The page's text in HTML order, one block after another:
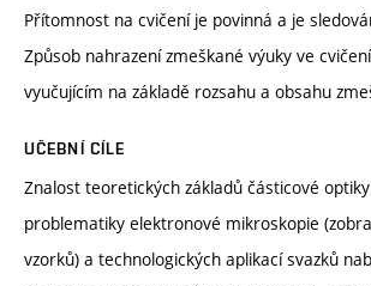
Přítomnost na cvičení je povinná a je
Způsob nahrazení zmeškané výuky ve
vyučujícím na základě rozsahu a obsahu
UČEBNÍ CÍLE
Znalost teoretických základů částicové
problematiky elektronové mikroskopie
vzorků) a technologických aplikací svazků